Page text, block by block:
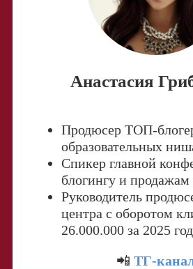
Анастасия
Продюсер ТОП-
образовательных
Спикер главной
блогингу и продажам
Руководитель
центра с оборотом
26.000.000 за 2025 год
📲ТГ-